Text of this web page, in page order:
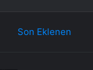
Son Eklenen